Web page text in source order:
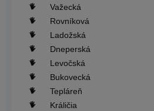
Važecká
Rovníková
Ladožská
Dneperská
Levočská
Bukovecká
Tepláreň
Králičia